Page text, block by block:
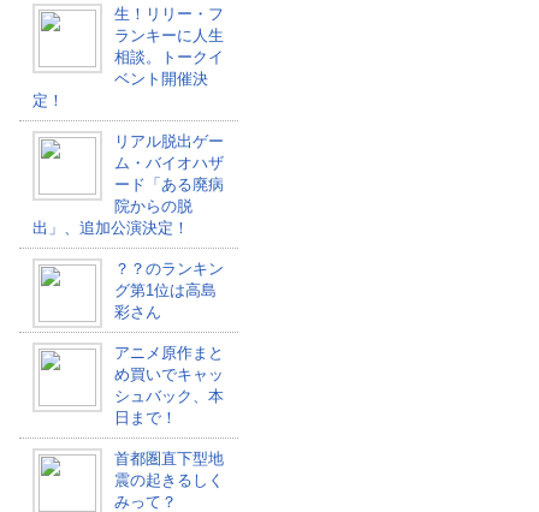
生！リリー・フ
ランキーに人生
相談。トークイ
ベント開催決
定！
リアル脱出ゲー
ム・バイオハザ
ード「ある廃病
院からの脱
出」、追加公演決定！
？？のランキン
グ第1位は高島
彩さん
アニメ原作まと
め買いでキャッ
シュバック、本
日まで！
首都圏直下型地
震の起きるしく
みって？